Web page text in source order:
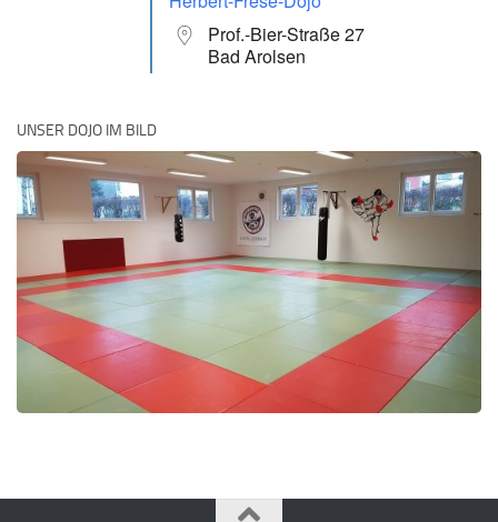
Prof.-Bier-Straße 27
Bad Arolsen
UNSER DOJO IM BILD